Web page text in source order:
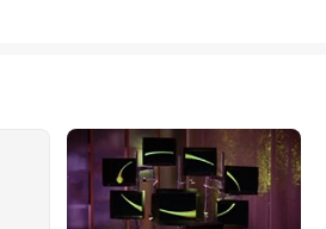
후 장비를 새로 장만하면서 모든 서버마다
비도 대기중입니다. 음.. 생각해 보니 이번처